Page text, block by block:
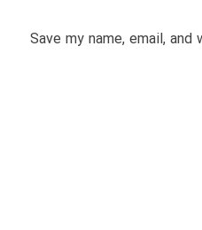
Save my name, email,